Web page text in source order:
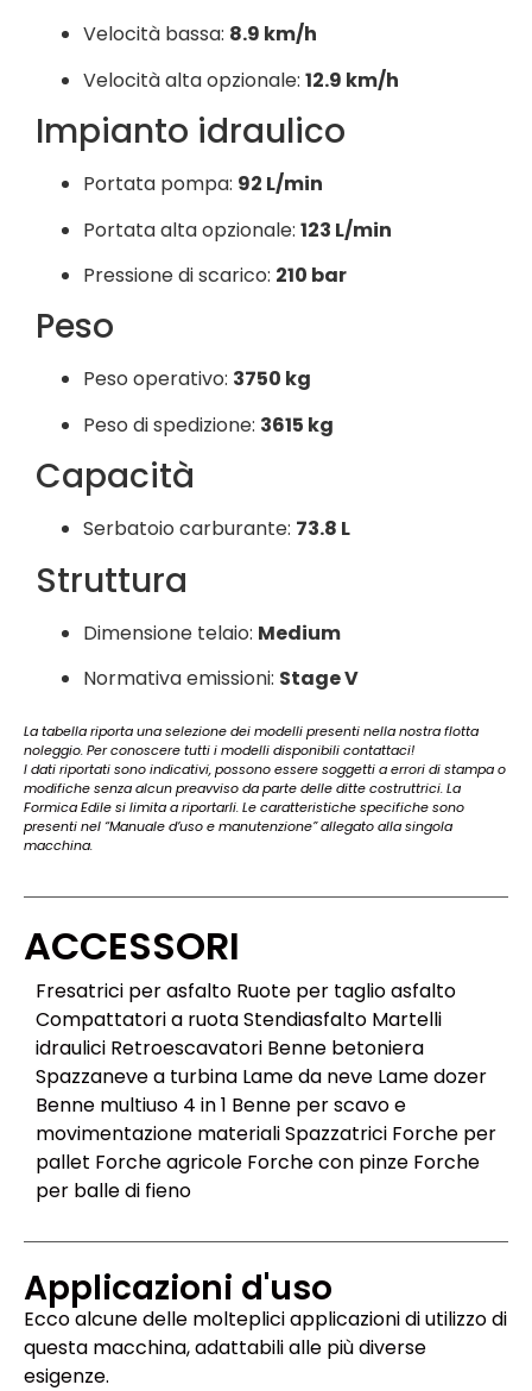
Velocità bassa: 8.9 km/h
Velocità alta opzionale: 12.9 km/h
Impianto idraulico
Portata pompa: 92 L/min
Portata alta opzionale: 123 L/min
Pressione di scarico: 210 bar
Peso
Peso operativo: 3750 kg
Peso di spedizione: 3615 kg
Capacità
Serbatoio carburante: 73.8 L
Struttura
Dimensione telaio: Medium
Normativa emissioni: Stage V
La tabella riporta una selezione dei modelli presenti nella nostra flotta
noleggio. Per conoscere tutti i modelli disponibili contattaci!
I dati riportati sono indicativi, possono essere soggetti a errori di stampa o
modifiche senza alcun preavviso da parte delle ditte costruttrici. La
Formica Edile si limita a riportarli. Le caratteristiche specifiche sono
presenti nel “Manuale d’uso e manutenzione” allegato alla singola
macchina.
ACCESSORI
Fresatrici per asfalto Ruote per taglio asfalto
Compattatori a ruota Stendiasfalto Martelli
idraulici Retroescavatori Benne betoniera
Spazzaneve a turbina Lame da neve Lame dozer
Benne multiuso 4 in 1 Benne per scavo e
movimentazione materiali Spazzatrici Forche per
pallet Forche agricole Forche con pinze Forche
per balle di fieno
Applicazioni d'uso
Ecco alcune delle molteplici applicazioni di utilizzo di
questa macchina, adattabili alle più diverse
esigenze.